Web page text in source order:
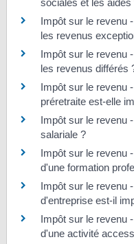
Impôt sur le revenu
les revenus
Impôt sur le revenu
les revenus différés
Impôt sur le revenu
préretraite est-elle
Impôt sur le revenu
salariale ?
Impôt sur le revenu
d'une formation
Impôt sur le revenu
d'entreprise est-il
Impôt sur le revenu
d'une activité